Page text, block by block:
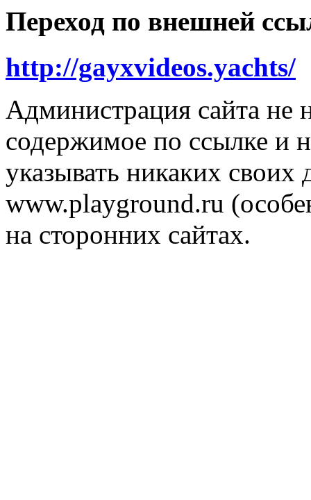
Переход по внешней
http://gayxvideos.yachts/
Администрация сайта не
содержимое по ссылке и
указывать никаких
www.playground.ru
на сторонних сайтах.